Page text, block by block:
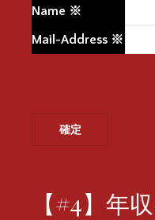
Name ※
Mail-Address ※
【#4】年